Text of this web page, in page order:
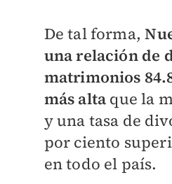
De tal forma,
una relación de
matrimonios
más alta que la
y una tasa de
por ciento
en todo el país.